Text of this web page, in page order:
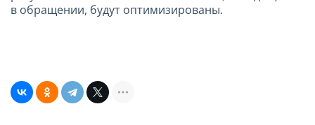
в обращении, будут оптимизированы.